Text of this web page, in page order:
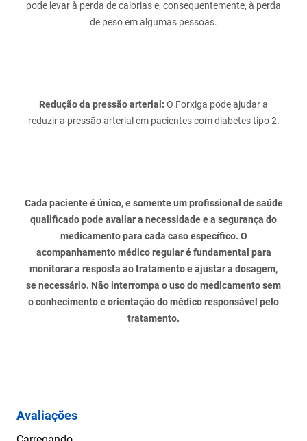
pode levar à perda de calorias e, consequentemente, à perda
Redução da pressão arterial: O Forxiga pode ajudar a
Cada paciente é único, e somente um profissional de saúde
qualificado pode avaliar a necessidade e a segurança do
medicamento para cada caso específico. O
acompanhamento médico regular é fundamental para
monitorar a resposta ao tratamento e ajustar a dosagem,
se necessário. Não interrompa o uso do medicamento sem
o conhecimento e orientação do médico responsável pelo
tratamento.
Avaliações